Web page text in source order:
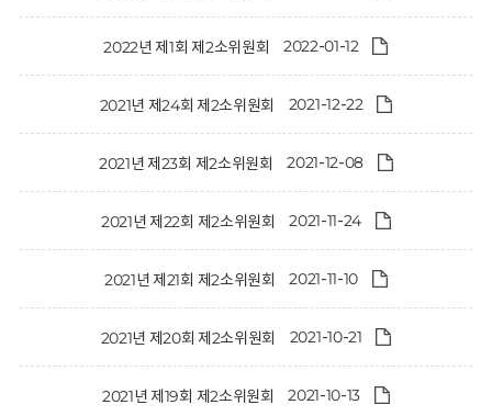
2022년 제1회 제2소위원회 2022-01-12
2021년 제24회 제2소위원회 2021-12-22
2021년 제23회 제2소위원회 2021-12-08
2021년 제22회 제2소위원회 2021-11-24
2021년 제21회 제2소위원회 2021-11-10
2021년 제20회 제2소위원회 2021-10-21
2021년 제19회 제2소위원회 2021-10-13